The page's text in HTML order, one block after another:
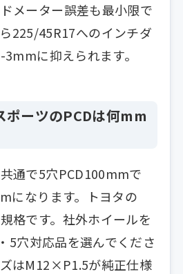
メーター誤差も最小限で
225/45R17へのインチダ
に抑えられます。
ポーツのPCDは何mm
通で5穴PCD100mmで
になります。トヨタの
格です。社外ホイールを
5穴対応品を選んでくださ
はM12×P1.5が純正仕様